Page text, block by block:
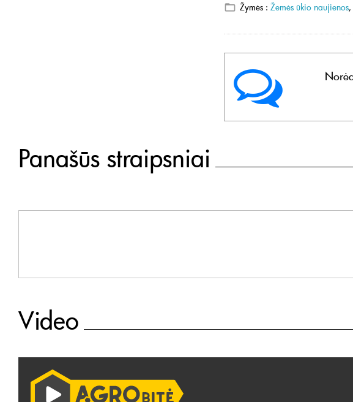
Žymės : Žemės ūkio naujienos,
Panašūs straipsniai
Video